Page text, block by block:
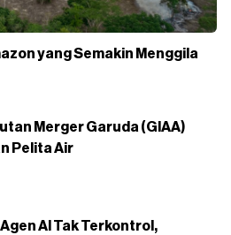
yang Semakin Menggila
Merger Garuda (GIAA)
Pelita Air
Agen AI Tak Terkontrol,